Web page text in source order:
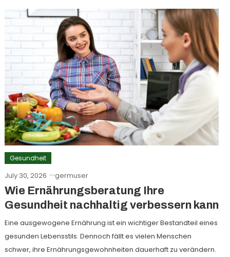
Gesundheit
July 30, 2026 germuser
Wie Ernährungsberatung Ihre
Gesundheit nachhaltig verbessern kann
Eine ausgewogene Ernährung ist ein wichtiger Bestandteil eines
gesunden Lebensstils. Dennoch fällt es vielen Menschen
schwer, ihre Ernährungsgewohnheiten dauerhaft zu verändern.